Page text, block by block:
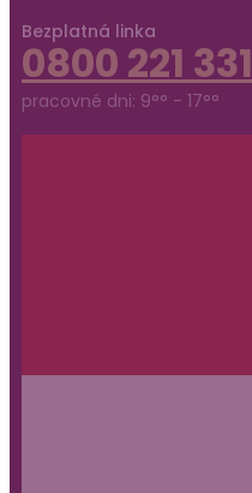
Bezplatná linka
0800 221 331
pracovné dni: 9°° - 17°°